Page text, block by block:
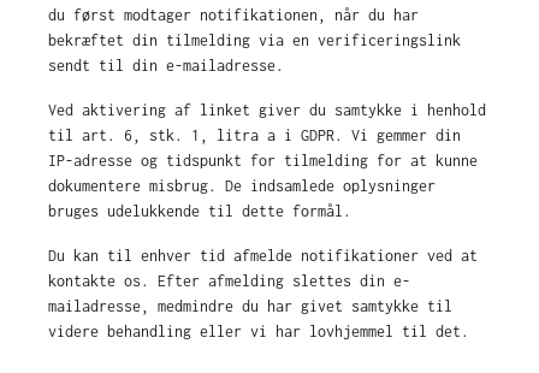
du først modtager notifikationen, når du har
bekræftet din tilmelding via en verificeringslink
sendt til din e-mailadresse.
Ved aktivering af linket giver du samtykke i henhold
til art. 6, stk. 1, litra a i GDPR. Vi gemmer din
IP-adresse og tidspunkt for tilmelding for at kunne
dokumentere misbrug. De indsamlede oplysninger
bruges udelukkende til dette formål.
Du kan til enhver tid afmelde notifikationer ved at
kontakte os. Efter afmelding slettes din e-
mailadresse, medmindre du har givet samtykke til
videre behandling eller vi har lovhjemmel til det.